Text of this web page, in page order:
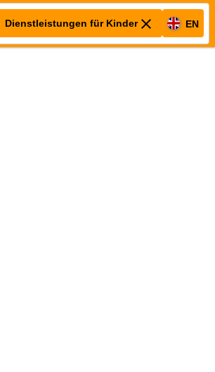
Dienstleistungen für Kinder EN